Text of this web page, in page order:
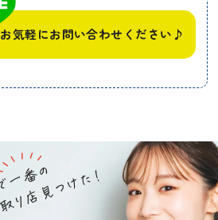
お気軽にお問い合わせください♪